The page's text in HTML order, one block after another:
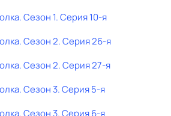
. Сезон 1. Серия 10-я
. Сезон 2. Серия 26-я
. Сезон 2. Серия 27-я
. Сезон 3. Серия 5-я
. Сезон 3. Серия 6-я